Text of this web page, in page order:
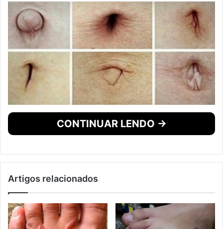
CONTINUAR LENDO →
Artigos relacionados